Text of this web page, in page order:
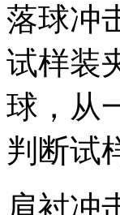
落球冲
试样装
球，从
判断试
肩衬冲